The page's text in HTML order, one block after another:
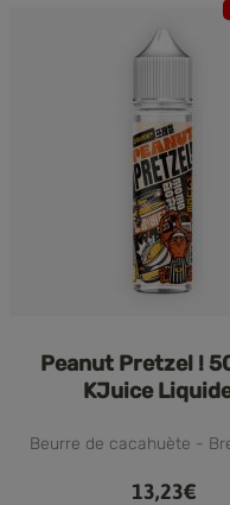
Peanut Pretzel !
KJuice
Beurre de cacahuète -
13,23€